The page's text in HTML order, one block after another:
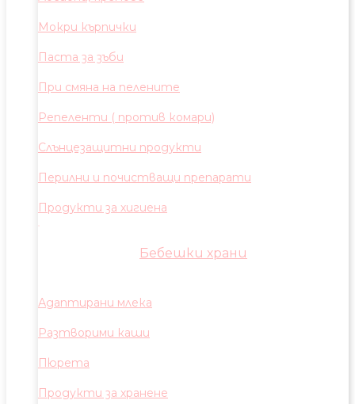
Мокри кърпички
Паста за зъби
При смяна на пелените
Репеленти ( против комари)
Слънцезащитни продукти
Перилни и почистващи препарати
Продукти за хигиена
Бебешки храни
Адаптирани млека
Разтворими каши
Пюрета
Продукти за хранене